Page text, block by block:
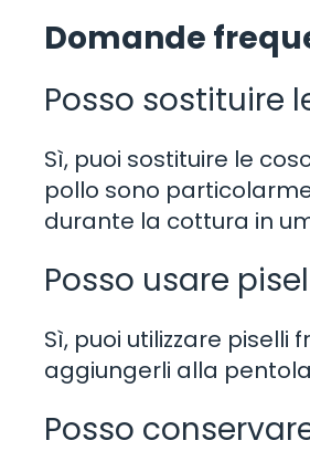
Domande
Posso sostituire
Sì, puoi sostituire le
pollo sono
durante la cottura in
Posso usare
Sì, puoi utilizzare
aggiungerli alla
Posso